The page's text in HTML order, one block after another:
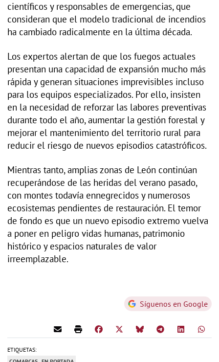
científicos y responsables de emergencias, que
consideran que el modelo tradicional de incendios
ha cambiado radicalmente en la última década.
Los expertos alertan de que los fuegos actuales
presentan una capacidad de expansión mucho más
rápida y generan situaciones imprevisibles incluso
para los equipos especializados. Por ello, insisten
en la necesidad de reforzar las labores preventivas
durante todo el año, aumentar la gestión forestal y
mejorar el mantenimiento del territorio rural para
reducir el riesgo de nuevos episodios catastróficos.
Mientras tanto, amplias zonas de León continúan
recuperándose de las heridas del verano pasado,
con montes todavía ennegrecidos y numerosos
ecosistemas pendientes de restauración. El temor
de fondo es que un nuevo episodio extremo vuelva
a poner en peligro vidas humanas, patrimonio
histórico y espacios naturales de valor
irreemplazable.
Síguenos en Google
ETIQUETAS: